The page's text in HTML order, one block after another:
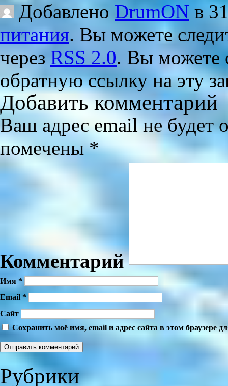
Добавлено DrumON в
питания. Вы можете
через RSS 2.0. Вы можете
обратную ссылку на эту
Добавить комментарий
Ваш адрес email не будет
помечены*
Комментарий
Имя *
Email *
Сайт
Сохранить моё имя, email и адрес сайта в этом браузере
Рубрики